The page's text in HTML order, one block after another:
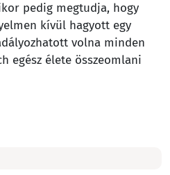
pedig megtudja, hogy
kívül hagyott egy
volna minden
egész élete összeomlani